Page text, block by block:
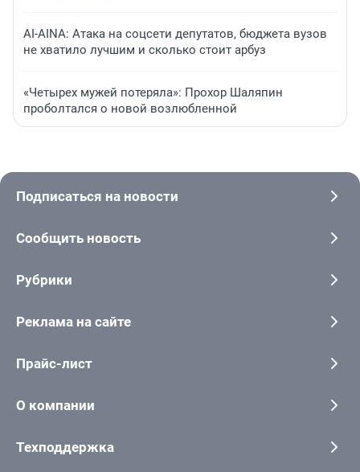
AI-AINA: Атака на соцсети депутатов, бюджета вузов
не хватило лучшим и сколько стоит арбуз
«Четырех мужей потеряла»: Прохор Шаляпин
проболтался о новой возлюбленной
Подписаться на новости
Сообщить новость
Рубрики
Реклама на сайте
Прайс-лист
О компании
Техподдержка